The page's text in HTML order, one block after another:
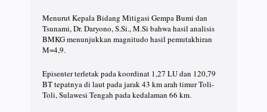
Menurut Kepala Bidang Mitigasi Gempa Bumi dan
Tsunami, Dr. Daryono, S.Si., M.Si bahwa hasil analisis
BMKG menunjukkan magnitudo hasil pemutakhiran
M=4,9.
Episenter terletak pada koordinat 1,27 LU dan 120,79
BT tepatnya di laut pada jarak 43 km arah timur Toli-
Toli, Sulawesi Tengah pada kedalaman 66 km.